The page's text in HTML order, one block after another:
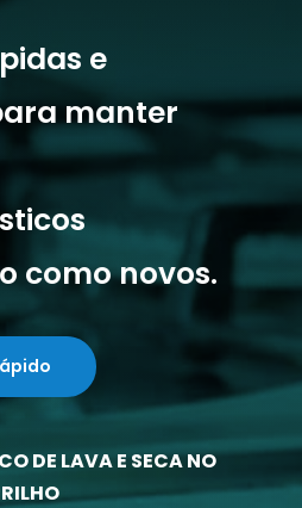
e
manter
como novos.
DE LAVA E SECA NO